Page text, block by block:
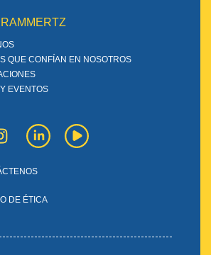
QUE CONFÍAN EN NOSOTROS
EVENTOS
DE ÉTICA